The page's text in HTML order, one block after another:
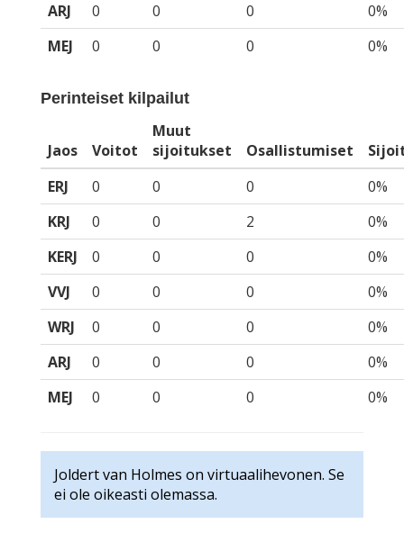
ARJ
0 0 0
0%
MEJ
0 0 0 0%
Perinteiset kilpailut
Jaos Voitot
Muut
sijoitukset
Osallistumiset
ERJ
0 0 0
0%
KRJ
0 0 2
0%
KERJ
0 0 0
0%
VVJ
0 0 0
0%
WRJ
0 0 0
0%
ARJ
0 0 0
0%
MEJ
0 0 0 0%
Joldert van Holmes on virtuaalihevonen. Se
ei ole oikeasti olemassa.